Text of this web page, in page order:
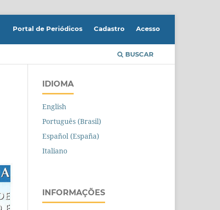
BUSCAR
Portal de Periódicos Cadastro Acesso
IDIOMA
English
Português (Brasil)
Español (España)
Italiano
INFORMAÇÕES